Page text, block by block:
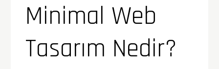
Minimal Web
Tasarım Nedir?